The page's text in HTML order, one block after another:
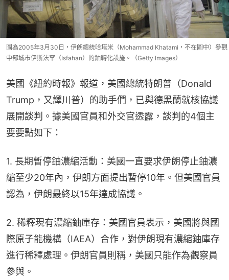
圖為2005年3月30日，伊朗總統哈塔米（Mohammad Khatami，不在圖中）參觀
中部城市伊斯法罕（Isfahan）的鈾轉化設施。（Getty Images）
美國《紐約時報》報道，美國總統特朗普（Donald
Trump，又譯川普）的助手們，已與德黑蘭就核協議
展開談判。據美國官員和外交官透露，談判的4個主
要要點如下：
1. 長期暫停鈾濃縮活動：美國一直要求伊朗停止鈾濃
縮至少20年內，伊朗方面提出暫停10年。但美國官員
認為，伊朗最終以15年達成協議。
2. 稀釋現有濃縮鈾庫存：美國官員表示，美國將與國
際原子能機構（IAEA）合作，對伊朗現有濃縮鈾庫存
進行稀釋處理。伊朗官員則稱，美國只能作為觀察員
參與。